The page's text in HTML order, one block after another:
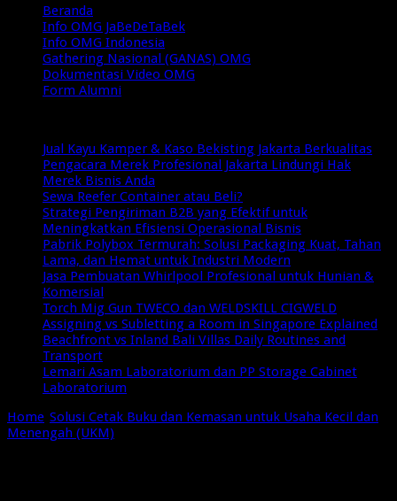
Beranda
Info OMG JaBeDeTaBek
Info OMG Indonesia
Gathering Nasional (GANAS) OMG
Dokumentasi Video OMG
Form Alumni
Jual Kayu Kamper & Kaso Bekisting Jakarta Berkualitas
Pengacara Merek Profesional Jakarta Lindungi Hak
Merek Bisnis Anda
Sewa Reefer Container atau Beli?
Strategi Pengiriman B2B yang Efektif untuk
Meningkatkan Efisiensi Operasional Bisnis
Pabrik Polybox Termurah: Solusi Packaging Kuat, Tahan
Lama, dan Hemat untuk Industri Modern
Jasa Pembuatan Whirlpool Profesional untuk Hunian &
Komersial
Torch Mig Gun TWECO dan WELDSKILL CIGWELD
Assigning vs Subletting a Room in Singapore Explained
Beachfront vs Inland Bali Villas Daily Routines and
Transport
Lemari Asam Laboratorium dan PP Storage Cabinet
Laboratorium
Home Solusi Cetak Buku dan Kemasan untuk Usaha Kecil dan
Menengah (UKM)